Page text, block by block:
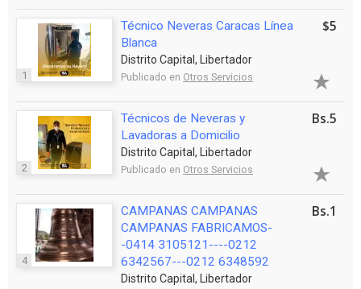
1
Técnico Neveras Caracas Línea
Blanca
Distrito Capital, Libertador
Publicado en Otros Servicios
$5
2
Técnicos de Neveras y
Lavadoras a Domicilio
Distrito Capital, Libertador
Publicado en Otros Servicios
Bs.5
4
CAMPANAS CAMPANAS
CAMPANAS FABRICAMOS-
-0414 3105121----0212
6342567---0212 6348592
Distrito Capital, Libertador
Bs.1